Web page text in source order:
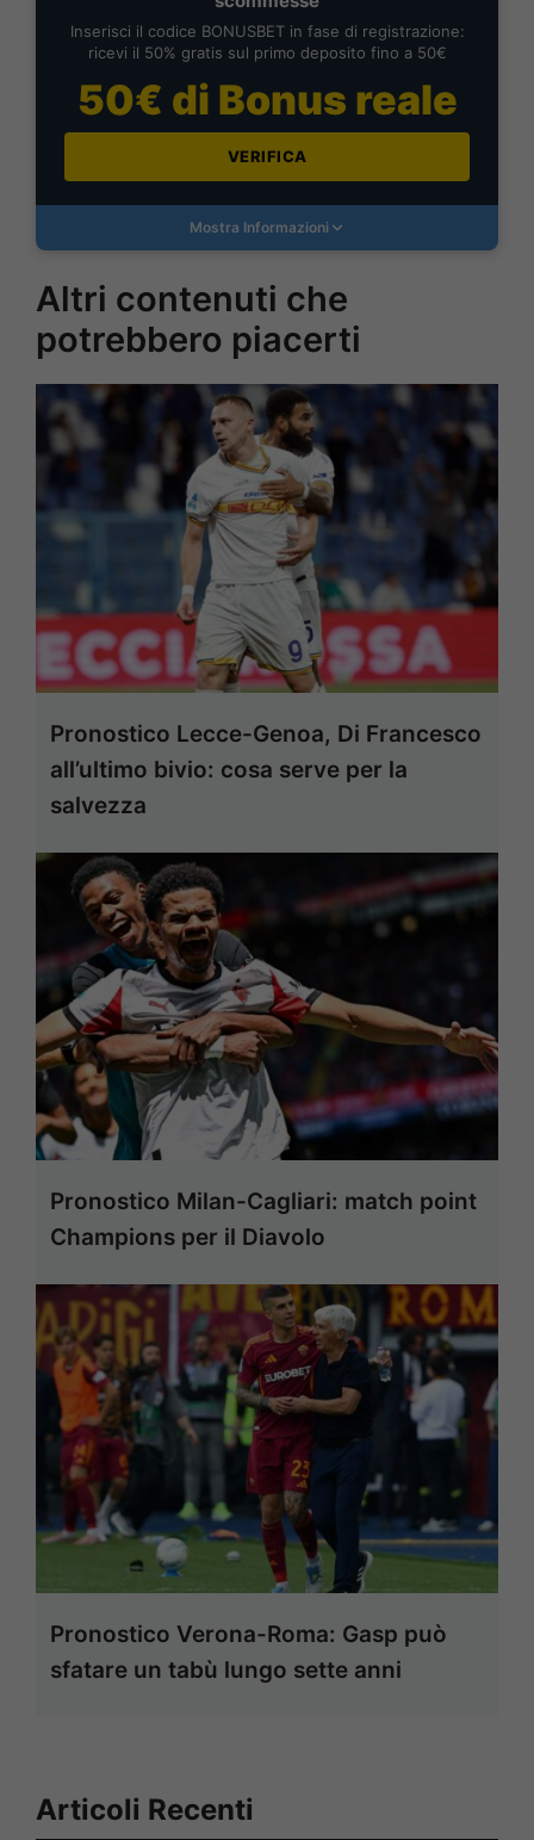
Inserisci il codice BONUSBET in fase di registrazione:
ricevi il 50% gratis sul primo deposito fino a 50€
50€ di Bonus reale
VERIFICA
Mostra Informazioni
Altri contenuti che
potrebbero piacerti
Pronostico Lecce-Genoa, Di Francesco
all’ultimo bivio: cosa serve per la
salvezza
Pronostico Milan-Cagliari: match point
Champions per il Diavolo
Pronostico Verona-Roma: Gasp può
sfatare un tabù lungo sette anni
Articoli Recenti